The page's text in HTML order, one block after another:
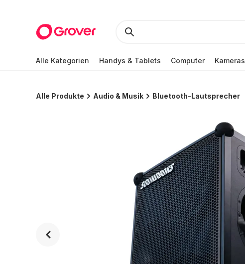
Alle Kategorien Handys & Tablets Computer Kameras
Alle Produkte Audio & Musik Bluetooth-Lautsprecher